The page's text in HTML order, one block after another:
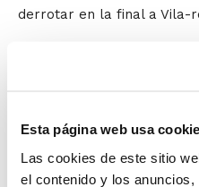
Esta página web usa
Las cookies de este sitio
el contenido y los
derrotar en la final a Vila-
victoria en la final ante
por 81-76.